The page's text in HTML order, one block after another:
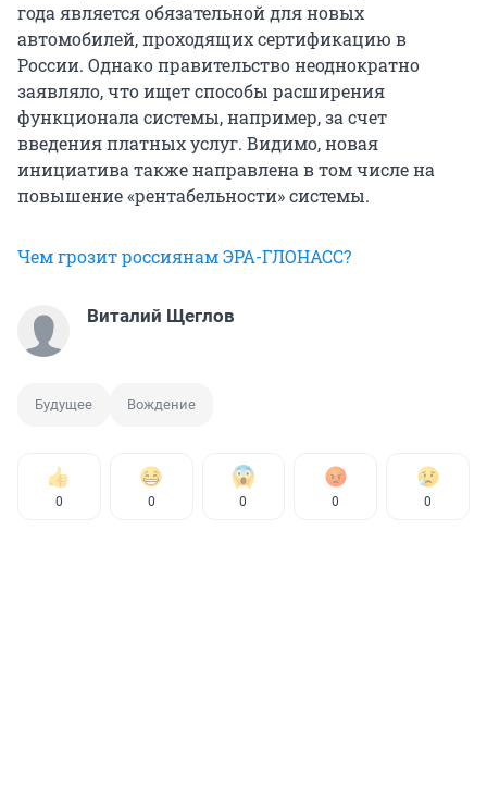
года является обязательной для новых
автомобилей, проходящих сертификацию в
России. Однако правительство неоднократно
заявляло, что ищет способы расширения
функционала системы, например, за счет
введения платных услуг. Видимо, новая
инициатива также направлена в том числе на
повышение «рентабельности» системы.
Чем грозит россиянам ЭРА-ГЛОНАСС?
Виталий Щеглов
Будущее Вождение
0 0 0 0 0